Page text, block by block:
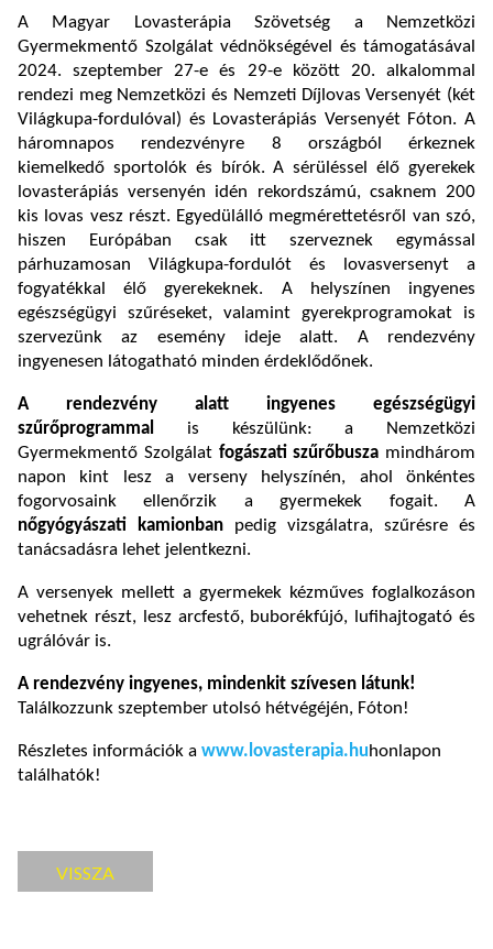
A Magyar Lovasterápia Szövetség a Nemzetközi
Gyermekmentő Szolgálat védnökségével és támogatásával
2024. szeptember 27-e és 29-e között 20. alkalommal
rendezi meg Nemzetközi és Nemzeti Díjlovas Versenyét (két
Világkupa-fordulóval) és Lovasterápiás Versenyét Fóton. A
háromnapos rendezvényre 8 országból érkeznek
kiemelkedő sportolók és bírók. A sérüléssel élő gyerekek
lovasterápiás versenyén idén rekordszámú, csaknem 200
kis lovas vesz részt. Egyedülálló megmérettetésről van szó,
hiszen Európában csak itt szerveznek egymással
párhuzamosan Világkupa-fordulót és lovasversenyt a
fogyatékkal élő gyerekeknek. A helyszínen ingyenes
egészségügyi szűréseket, valamint gyerekprogramokat is
szervezünk az esemény ideje alatt. A rendezvény
ingyenesen látogatható minden érdeklődőnek.
A rendezvény alatt ingyenes egészségügyi
szűrőprogrammal
is készülünk: a Nemzetközi
Gyermekmentő Szolgálat fogászati szűrőbusza mindhárom
napon kint lesz a verseny helyszínén, ahol önkéntes
fogorvosaink ellenőrzik a gyermekek fogait. A
nőgyógyászati kamionban pedig vizsgálatra, szűrésre és
tanácsadásra lehet jelentkezni.
A versenyek mellett a gyermekek kézműves foglalkozáson
vehetnek részt, lesz arcfestő, buborékfújó, lufihajtogató és
ugrálóvár is.
A rendezvény ingyenes, mindenkit szívesen látunk!
Találkozzunk szeptember utolsó hétvégéjén, Fóton!
Részletes információk a www.lovasterapia.huhonlapon
találhatók!
VISSZA